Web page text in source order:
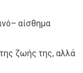
αίσθημα
ζωής της, αλλά